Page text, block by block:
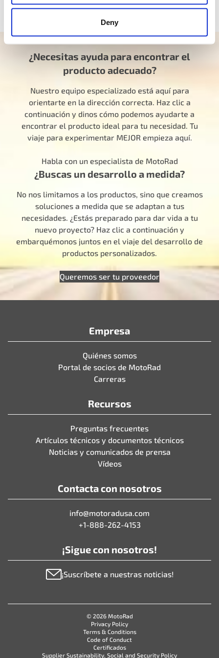
Deny
duradera en los años venideros.
¿Necesitas ayuda para encontrar el
producto adecuado?
Nuestro equipo especializado está aquí para
orientarte en la dirección correcta. Haz clic a
continuación y dinos cómo podemos ayudarte a
encontrar el producto ideal para tu necesidad. Tu
viaje para experimentar MEJOR empieza aquí.
Habla con un especialista de MotoRad
¿Buscas un desarrollo a medida?
No nos limitamos a los productos, sino que creamos
soluciones a medida que se adaptan a tus
necesidades. ¿Estás preparado para dar vida a tu
nuevo proyecto? Haz clic a continuación y
embarquémonos juntos en el viaje del desarrollo de
productos personalizados.
Queremos ser tu proveedor
Empresa
Quiénes somos
Portal de socios de MotoRad
Carreras
Recursos
Preguntas frecuentes
Artículos técnicos y documentos técnicos
Noticias y comunicados de prensa
Vídeos
Contacta con nosotros
info@motoradusa.com
+1-888-262-4153
¡Sigue con nosotros!
¡Suscríbete a nuestras noticias!
© 2026 MotoRad
Privacy Policy
Terms & Conditions
Code of Conduct
Certificados
Supplier Sustainability, Social and Security Policy